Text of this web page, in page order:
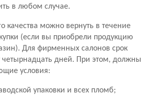
в любом случае.
качества можно вернуть в течение
(если вы приобрели продукцию
Для фирменных салонов срок
четырнадцать дней. При этом, должны
условия:
упаковки и всех пломб;